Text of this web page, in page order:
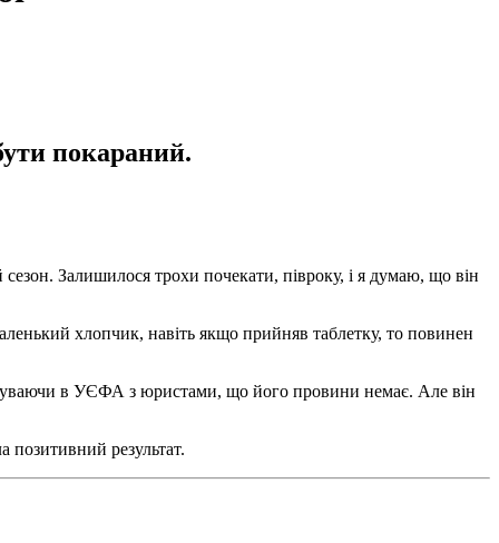
покараний.
Залишилося трохи почекати, півроку, і я думаю, що він
хлопчик, навіть якщо прийняв таблетку, то повинен
в УЄФА з юристами, що його провини немає. Але він
позитивний результат.